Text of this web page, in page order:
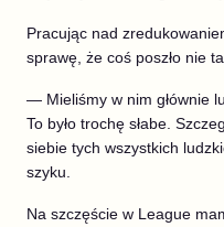
Pracując nad
sprawę, że coś poszło nie
— Mieliśmy w nim głównie
To było trochę słabe.
siebie tych wszystkich
szyku.
Na szczęście w League